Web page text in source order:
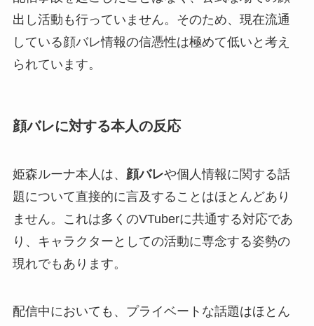
出し活動も行っていません。そのため、現在流通
している顔バレ情報の信憑性は極めて低いと考え
られています。
顔バレに対する本人の反応
姫森ルーナ本人は、 顔バレや個人情報に関する話
題について直接的に言及することはほとんどあり
ません。これは多くのVTuberに共通する対応であ
り、キャラクターとしての活動に専念する姿勢の
現れでもあります。
配信中においても、プライベートな話題はほとん